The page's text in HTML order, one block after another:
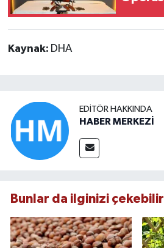
Kaynak: DHA
EDITÖR HAKKINDA
HABER MERKEZİ
Bunlar da ilginizi çekebilir